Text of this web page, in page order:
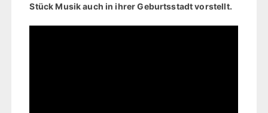
Stück Musik auch in ihrer Geburtsstadt vorstellt.